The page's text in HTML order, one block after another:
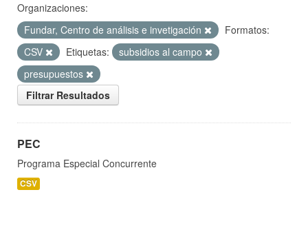
Organizaciones:
Fundar, Centro de análisis e invetigación
Formatos:
CSV
Etiquetas:
subsidios al campo
presupuestos
Filtrar Resultados
PEC
Programa Especial Concurrente
CSV